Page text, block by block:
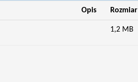
Opis Rozmiar
1,2 MB